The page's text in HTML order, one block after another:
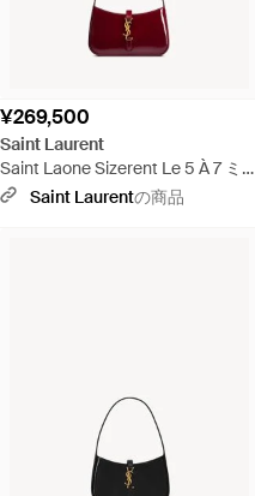
¥269,500
Saint Laurent
Saint Laone Sizerent Le 5 À 7 ミニ
（パテントレザー） - レッド
Saint Laurentの商品